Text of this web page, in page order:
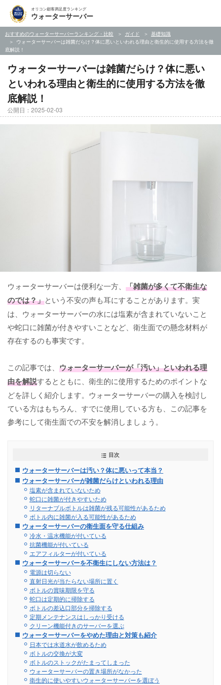
オリコン顧客満足度ランキング
ウォーターサーバー
おすすめのウォーターサーバーランキング・比較 ガイド
基礎知識
ウォーターサーバーは雑菌だらけ？体に悪いといわれる理由と衛生的に使用する方法を徹
底解説！
ウォーターサーバーは雑菌だらけ？体に悪い
といわれる理由と衛生的に使用する方法を徹
底解説！
公開日：2025-02-03
ウォーターサーバーは便利な一方、 「雑菌が多くて不衛生な
のでは？」という不安の声も耳にすることがあります。実
は、ウォーターサーバーの水には塩素が含まれていないこと
や蛇口に雑菌が付きやすいことなど、衛生面での懸念材料が
存在するのも事実です。
この記事では、 ウォーターサーバーが「汚い」といわれる理
由を解説するとともに、衛生的に使用するためのポイントな
どを詳しく紹介します。ウォーターサーバーの購入を検討し
ている方はもちろん、すでに使用している方も、この記事を
参考にして衛生面での不安を解消しましょう。
目次
ウォーターサーバーは汚い？体に悪いって本当？
ウォーターサーバーが雑菌だらけといわれる理由
塩素が含まれていないため
蛇口に雑菌が付きやすいため
リターナブルボトルは雑菌が残る可能性があるため
ボトル内に雑菌が入る可能性があるため
ウォーターサーバーの衛生面を守る仕組み
冷水・温水機能が付いている
抗菌機能が付いている
エアフィルターが付いている
ウォーターサーバーを不衛生にしない方法は？
電源は切らない
直射日光が当たらない場所に置く
ボトルの賞味期限を守る
蛇口は定期的に掃除する
ボトルの差込口部分を掃除する
定期メンテナンスはしっかり受ける
クリーン機能付きのサーバーを選ぶ
ウォーターサーバーをやめた理由と対策も紹介
日本では水道水が飲めるため
ボトルの交換が大変
ボトルのストックがたまってしまった
ウォーターサーバーの置き場所がなかった
衛生的に使いやすいウォーターサーバーを選ぼう